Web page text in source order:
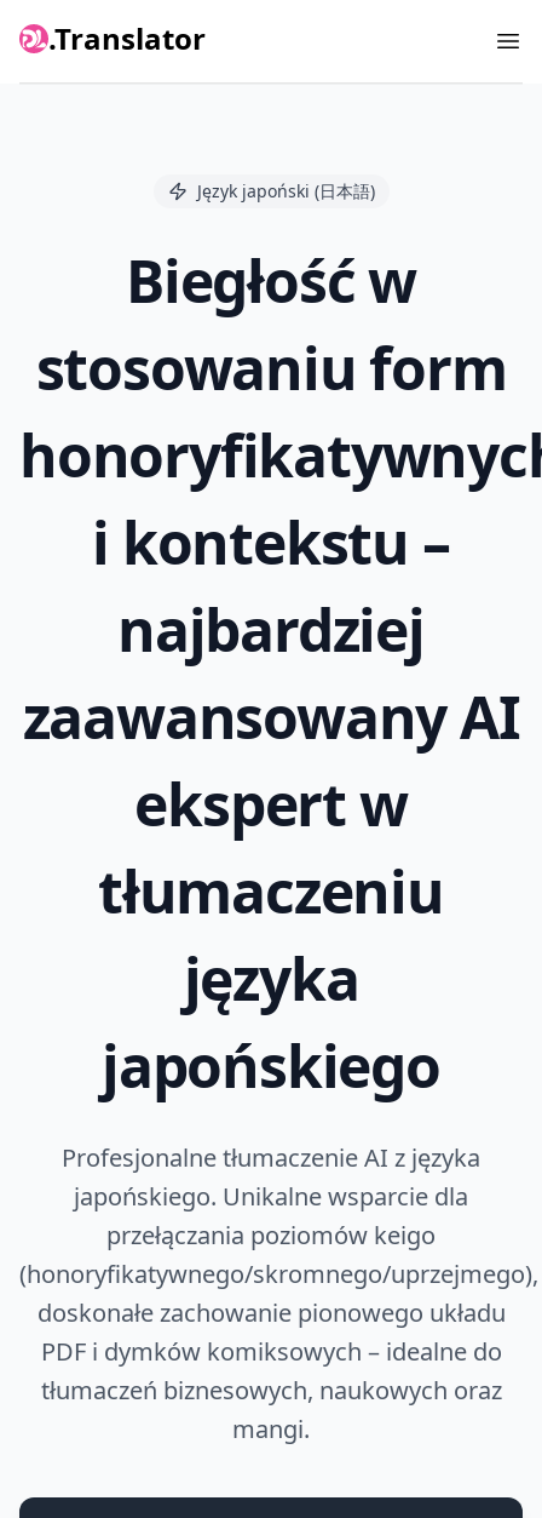
.Translator
Język japoński (日本語)
Biegłość w
stosowaniu form
i kontekstu –
najbardziej
zaawansowany AI
ekspert w
tłumaczeniu
języka
japońskiego
Profesjonalne tłumaczenie AI z języka
japońskiego. Unikalne wsparcie dla
przełączania poziomów keigo
(honoryfikatywnego/skromnego/uprzejmego),
doskonałe zachowanie pionowego układu
PDF i dymków komiksowych – idealne do
tłumaczeń biznesowych, naukowych oraz
mangi.